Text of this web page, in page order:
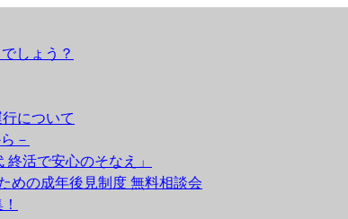
しょう？
について
－
活で安心のそなえ」
めの成年後見制度 無料相談会